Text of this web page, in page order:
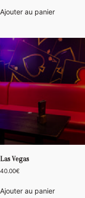
Ajouter au panier
Las Vegas
40.00€
Ajouter au panier